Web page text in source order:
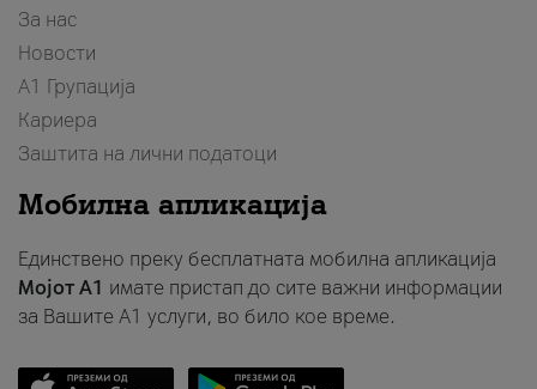
За нас
Новости
А1 Групација
Кариера
Заштита на лични податоци
Мобилна апликација
Единствено преку бесплатната мобилна апликација
Мојот A1 имате пристап до сите важни информации
за Вашите A1 услуги, во било кое време.